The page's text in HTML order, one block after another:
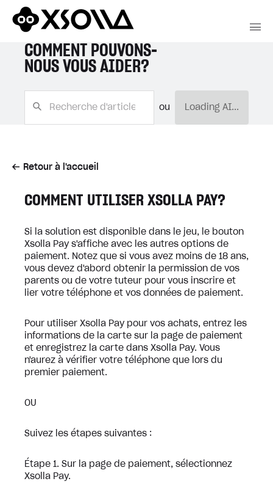
COMMENT POUVONS-
NOUS VOUS AIDER?
ou Loading AI...
Retour à l'accueil
COMMENT UTILISER XSOLLA PAY?
Si la solution est disponible dans le jeu, le bouton
Xsolla Pay s'affiche avec les autres options de
paiement. Notez que si vous avez moins de 18 ans,
vous devez d'abord obtenir la permission de vos
parents ou de votre tuteur pour vous inscrire et
lier votre téléphone et vos données de paiement.
Pour utiliser Xsolla Pay pour vos achats, entrez les
informations de la carte sur la page de paiement
et enregistrez la carte dans Xsolla Pay. Vous
n'aurez à vérifier votre téléphone que lors du
premier paiement.
OU
Suivez les étapes suivantes :
Étape 1. Sur la page de paiement, sélectionnez
Xsolla Pay.